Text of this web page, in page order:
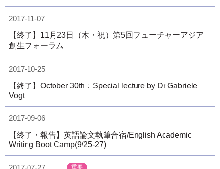
2017-11-07
【終了】11月23日（木・祝）第5回フューチャーアジア
創生フォーラム
2017-10-25
【終了】October 30th：Special lecture by Dr Gabriele
Vogt
2017-09-06
【終了・報告】英語論文執筆合宿/English Academic
Writing Boot Camp(9/25-27)
2017-07-27 重要